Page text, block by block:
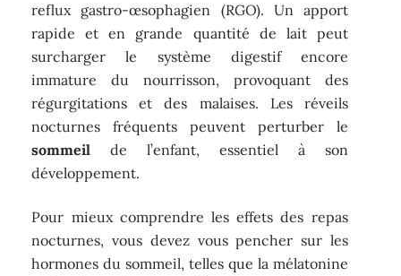
reflux gastro-œsophagien (RGO). Un apport
rapide et en grande quantité de lait peut
surcharger le système digestif encore
immature du nourrisson, provoquant des
régurgitations et des malaises. Les réveils
nocturnes fréquents peuvent perturber le
sommeil de l’enfant, essentiel à son
développement.
Pour mieux comprendre les effets des repas
nocturnes, vous devez vous pencher sur les
hormones du sommeil, telles que la mélatonine